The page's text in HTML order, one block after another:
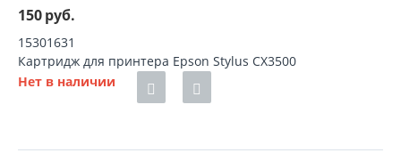
150руб.
15301631
Картридж для принтера Epson Stylus CX3500
Нет в наличии